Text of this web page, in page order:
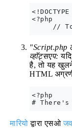
<?php
"Script.php
व्हॉट्सएप:
है, तो यह
HTML
<?php
मारियो द्वारा एसओ